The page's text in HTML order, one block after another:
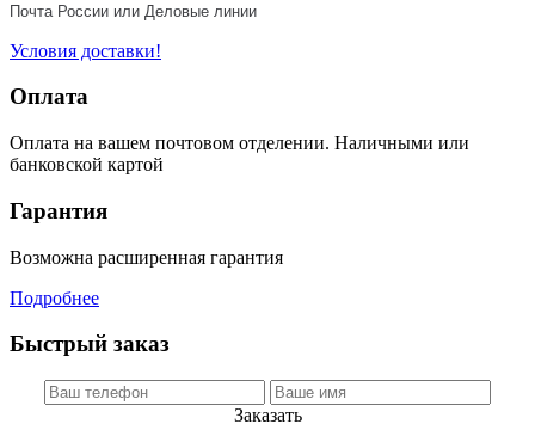
Почта России или Деловые линии
Условия доставки!
Оплата
Оплата на вашем почтовом отделении. Наличными или
банковской картой
Гарантия
Возможна расширенная гарантия
Подробнее
Быстрый заказ
Заказать